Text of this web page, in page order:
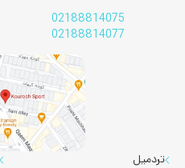
02188814075
02188814077
تردمیل